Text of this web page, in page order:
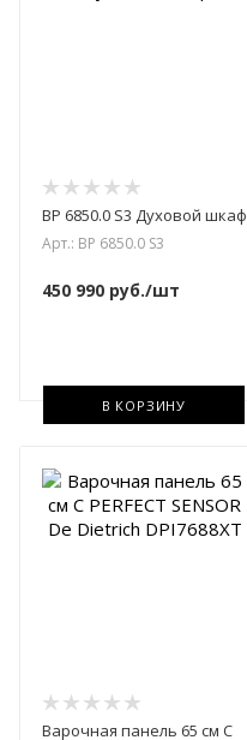
BP 6850.0 S3 Духовой шкаф
Арт.: BP 6850.0 S3
450 990 руб./шт
В КОРЗИНУ
Варочная панель 65 см С